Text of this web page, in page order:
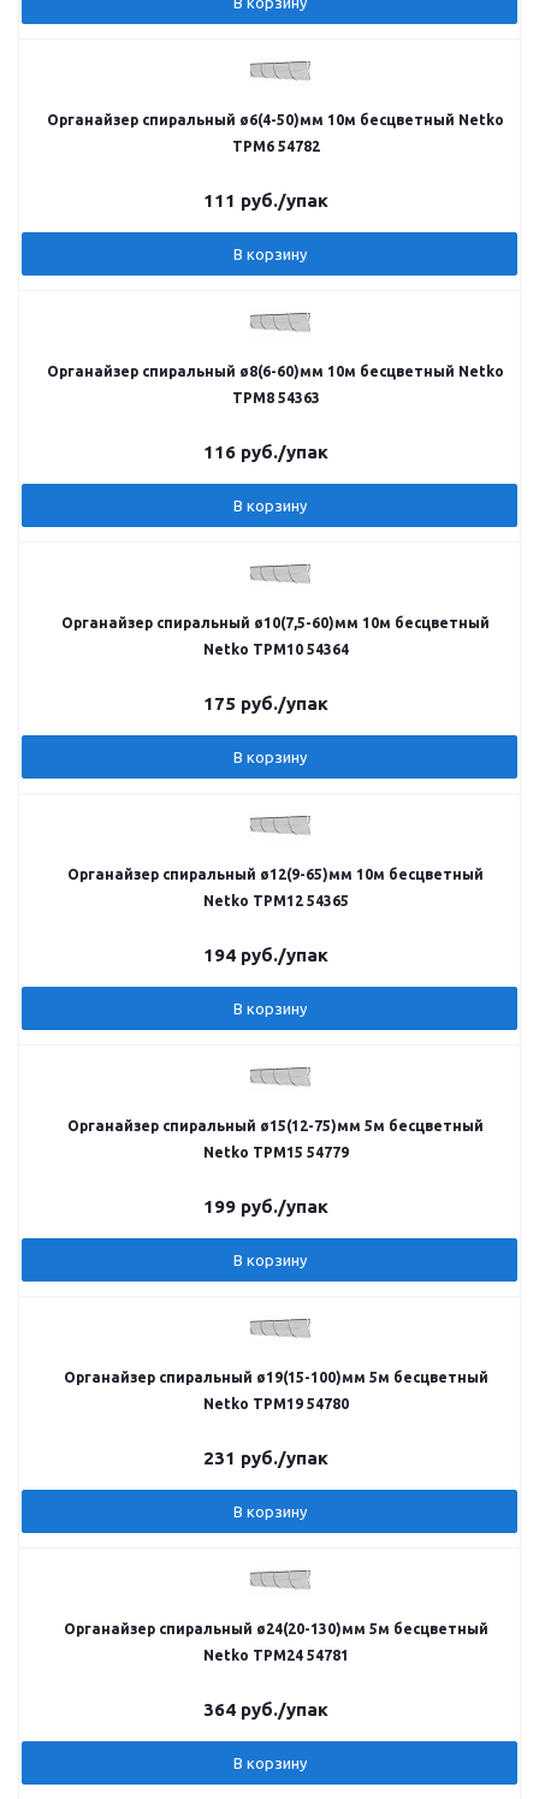
Органайзер спиральный ø6(4-50)мм 10м бесцветный Netko
TPM6 54782
111 руб./упак
В корзину
Органайзер спиральный ø8(6-60)мм 10м бесцветный Netko
TPM8 54363
116руб./упак
В корзину
Органайзер спиральный ø10(7,5-60)мм 10м бесцветный
Netko TPM10 54364
175 руб./упак
В корзину
Органайзер спиральный ø12(9-65)мм 10м бесцветный
Netko TPM12 54365
194руб./упак
В корзину
Органайзер спиральный ø15(12-75)мм 5м бесцветный
Netko TPM15 54779
199руб./упак
В корзину
Органайзер спиральный ø19(15-100)мм 5м бесцветный
Netko TPM19 54780
231 руб./упак
В корзину
Органайзер спиральный ø24(20-130)мм 5м бесцветный
Netko TPM24 54781
364руб./упак
В корзину